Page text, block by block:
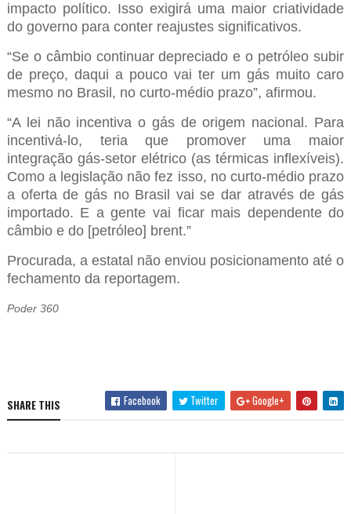
impacto político. Isso exigirá uma maior criatividade
do governo para conter reajustes significativos.
“Se o câmbio continuar depreciado e o petróleo subir
de preço, daqui a pouco vai ter um gás muito caro
mesmo no Brasil, no curto-médio prazo”, afirmou.
“A lei não incentiva o gás de origem nacional. Para
incentivá-lo, teria que promover uma maior
integração gás-setor elétrico (as térmicas inflexíveis).
Como a legislação não fez isso, no curto-médio prazo
a oferta de gás no Brasil vai se dar através de gás
importado. E a gente vai ficar mais dependente do
câmbio e do [petróleo] brent.”
Procurada, a estatal não enviou posicionamento até o
fechamento da reportagem.
Poder 360
SHARE THIS Facebook Twitter Google+